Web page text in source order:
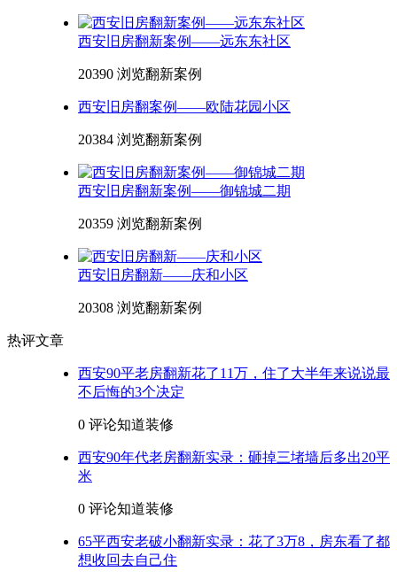
西安旧房翻新案例——远东东社区
20390 浏览翻新案例
西安旧房翻案例——欧陆花园小区
20384 浏览翻新案例
西安旧房翻新案例——御锦城二期
20359 浏览翻新案例
西安旧房翻新——庆和小区
20308 浏览翻新案例
热评文章
西安90平老房翻新花了11万，住了大半年来说说最
不后悔的3个决定
0 评论知道装修
西安90年代老房翻新实录：砸掉三堵墙后多出20平
米
0 评论知道装修
65平西安老破小翻新实录：花了3万8，房东看了都
想收回去自己住